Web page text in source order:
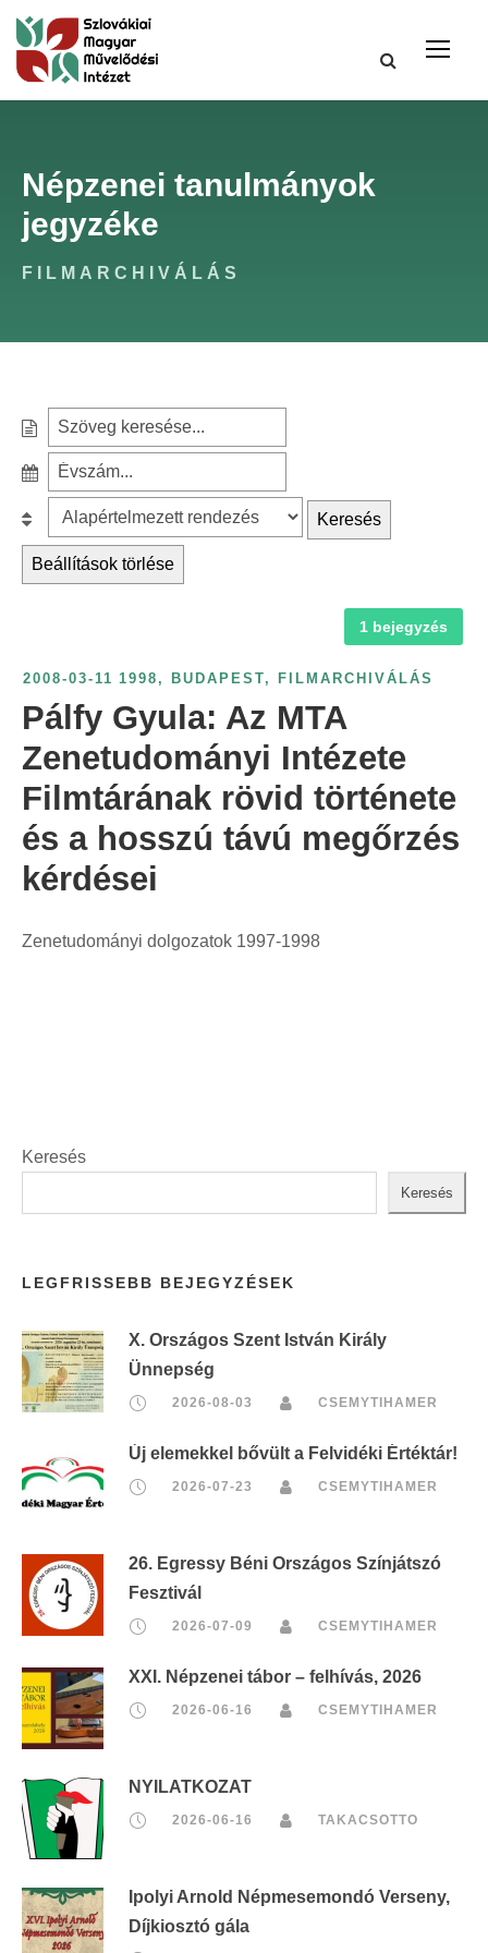
Népzenei tanulmányok
jegyzéke
FILMARCHIVÁLÁS
e
c
h
:
z
é
v
s
z
á
m
z
e
i
e
s
l
á
s
:
Keresés
Beállítások törlése
1 bejegyzés
2008-03-11 1998 , BUDAPEST, FILMARCHIVÁLÁS
Pálfy Gyula: Az MTA
Zenetudományi Intézete
Filmtárának rövid története
és a hosszú távú megőrzés
kérdései
Zenetudományi dolgozatok 1997-1998
Keresés
Keresés
LEGFRISSEBB BEJEGYZÉSEK
X. Országos Szent István Király
Ünnepség
2026-08-03 CSEMYTIHAMER
Új elemekkel bővült a Felvidéki Értéktár!
2026-07-23 CSEMYTIHAMER
26. Egressy Béni Országos Színjátszó
Fesztivál
2026-07-09 CSEMYTIHAMER
XXI. Népzenei tábor – felhívás, 2026
2026-06-16 CSEMYTIHAMER
NYILATKOZAT
2026-06-16 TAKACSOTTO
Ipolyi Arnold Népmesemondó Verseny,
Díjkiosztó gála